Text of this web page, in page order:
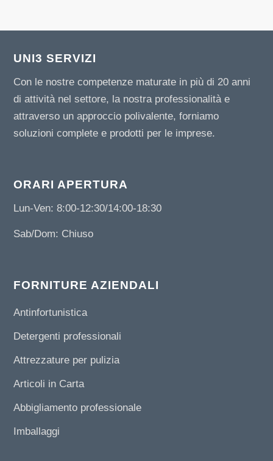
UNI3 SERVIZI
Con le nostre competenze maturate in più di 20 anni
di attività nel settore, la nostra professionalità e
attraverso un approccio polivalente, forniamo
soluzioni complete e prodotti per le imprese.
ORARI APERTURA
Lun-Ven: 8:00-12:30/14:00-18:30
Sab/Dom: Chiuso
FORNITURE AZIENDALI
Antinfortunistica
Detergenti professionali
Attrezzature per pulizia
Articoli in Carta
Abbigliamento professionale
Imballaggi